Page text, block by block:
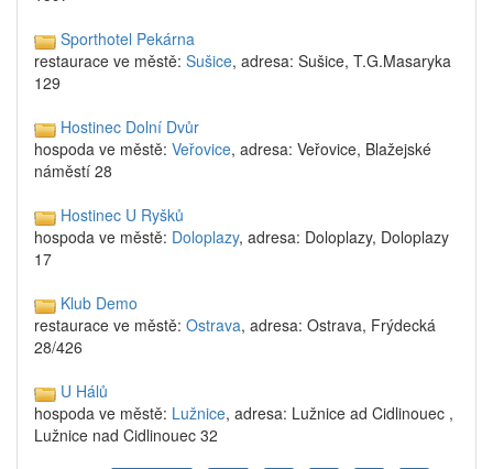
Sporthotel Pekárna
restaurace ve městě: Sušice, adresa: Sušice, T.G.Masaryka
129
Hostinec Dolní Dvůr
hospoda ve městě: Veřovice, adresa: Veřovice, Blažejské
náměstí 28
Hostinec U Ryšků
hospoda ve městě: Doloplazy, adresa: Doloplazy, Doloplazy
17
Klub Demo
restaurace ve městě: Ostrava, adresa: Ostrava, Frýdecká
28/426
U Hálů
hospoda ve městě: Lužnice, adresa: Lužnice ad Cidlinouec ,
Lužnice nad Cidlinouec 32